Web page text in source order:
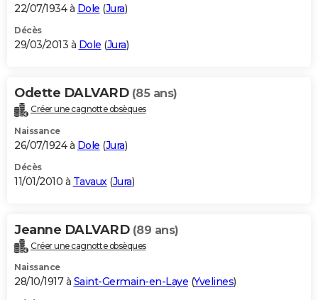
22/07/1934 à Dole (Jura)
Décès
29/03/2013 à Dole (Jura)
Odette DALVARD (85 ans)
Créer une cagnotte obsèques
Naissance
26/07/1924 à Dole (Jura)
Décès
11/01/2010 à Tavaux (Jura)
Jeanne DALVARD (89 ans)
Créer une cagnotte obsèques
Naissance
28/10/1917 à Saint-Germain-en-Laye (Yvelines)